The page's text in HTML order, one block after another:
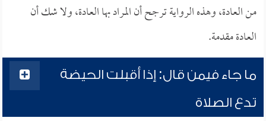
من العادة، وهذه الرواية ترجح أن المراد بها العادة، ولا شك أن
العادة مقدمة.
ما جاء فيمن قال: إذا أقبلت الحيضة
تدع الصلاة